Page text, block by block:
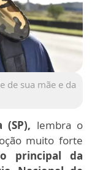
de sua mãe e da
(SP), lembra o
muito forte
principal da